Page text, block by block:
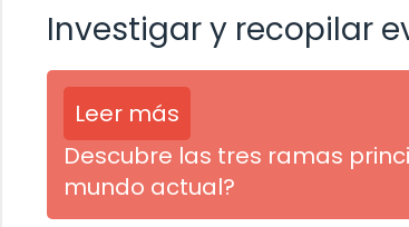
Investigar y recopilar
Leer más
Descubre las tres ramas
mundo actual?